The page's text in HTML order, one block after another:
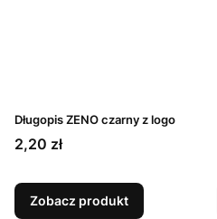
Długopis ZENO czarny z logo
Cena
2,20 zł
Zobacz produkt